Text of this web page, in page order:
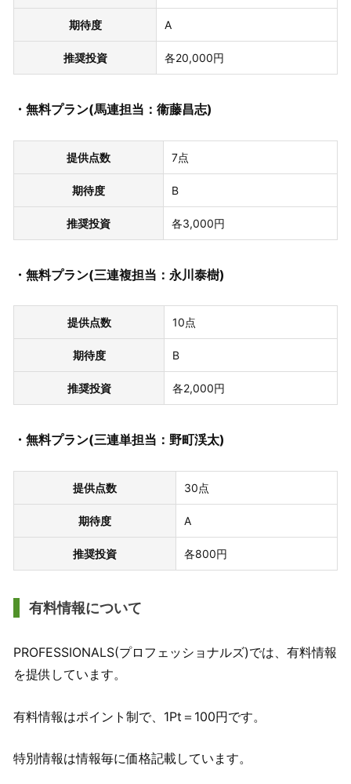
期待度 A
推奨投資 各20,000円
・無料プラン(馬連担当：衞藤昌志)
提供点数 7点
期待度 B
推奨投資 各3,000円
・無料プラン(三連複担当：永川泰樹)
提供点数 10点
期待度 B
推奨投資 各2,000円
・無料プラン(三連単担当：野町渓太)
提供点数 30点
期待度 A
推奨投資 各800円
有料情報について
PROFESSIONALS(プロフェッショナルズ)では、有料情報
を提供しています。
有料情報はポイント制で、1Pt＝100円です。
特別情報は情報毎に価格記載しています。